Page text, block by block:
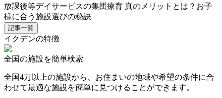
放課後等デイサービスの集団療育 真のメリットとは？お子
様に合う施設選びの秘訣
記事一覧
イクデンの特徴
全国の施設を簡単検索
全国4万以上の施設から、お住まいの地域や希望の条件に合
わせて最適な施設を簡単に見つけることができます。